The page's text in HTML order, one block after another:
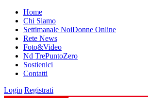
Home
Chi Siamo
Settimanale NoiDonne Online
Rete News
Foto&Video
Nd TrePuntoZero
Sostienici
Contatti
Login Registrati